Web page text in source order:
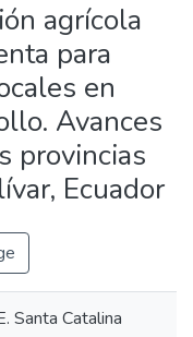
agrícola
para
en
Avances
provincias
Ecuador
Santa Catalina